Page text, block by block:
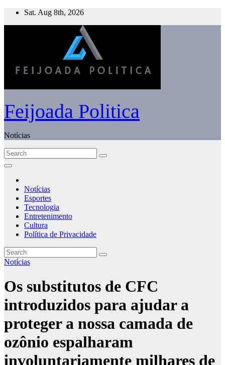
Skip
Sat. Aug 8th, 2026
Feijoada Politica
Notícias
Notícias
Esportes
Tecnologia
Entretenimento
Cultura
Política de Privacidade
Notícias
Os substitutos de CFC
introduzidos para ajudar a
proteger a nossa camada de
ozônio espalharam
involuntariamente milhares de